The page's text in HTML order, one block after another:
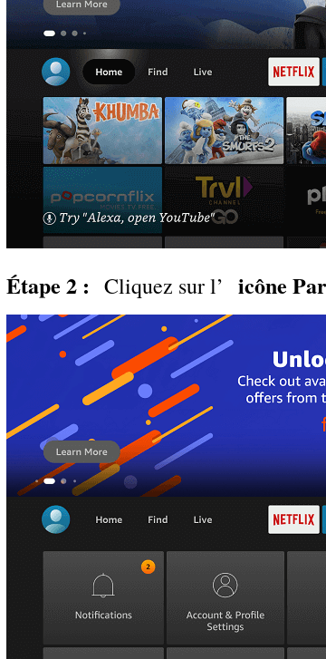
Étape 2 : Cliquez sur l’ icône